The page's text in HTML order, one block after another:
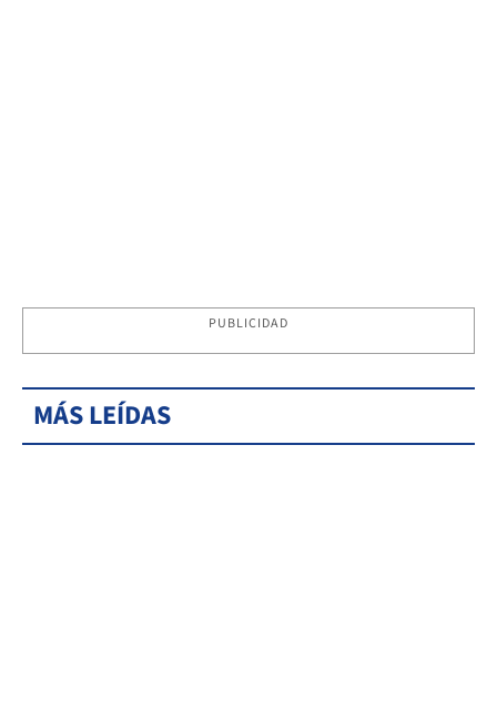
PUBLICIDAD
MÁS LEÍDAS